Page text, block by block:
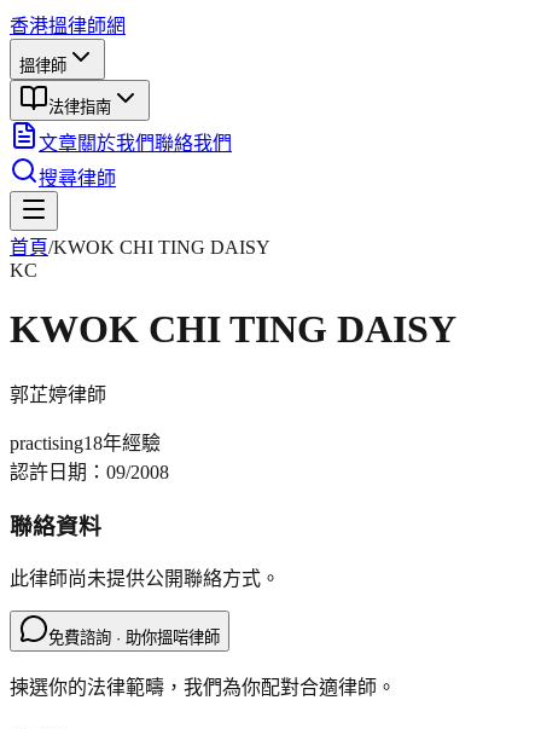
香港搵律師網
搵律師
法律指南
文章關於我們聯絡我們
搜尋律師
首頁/KWOK CHI TING DAISY
KC
KWOK CHI TING DAISY
郭芷婷律師
practising18年經驗
認許日期： 09/2008
聯絡資料
此律師尚未提供公開聯絡方式。
免費諮詢 · 助你搵啱律師
揀選你的法律範疇，我們為你配對合適律師。